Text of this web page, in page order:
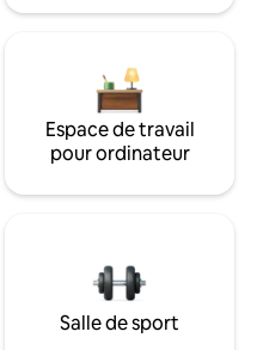
Espace de travail
pour ordinateur
Salle de sport